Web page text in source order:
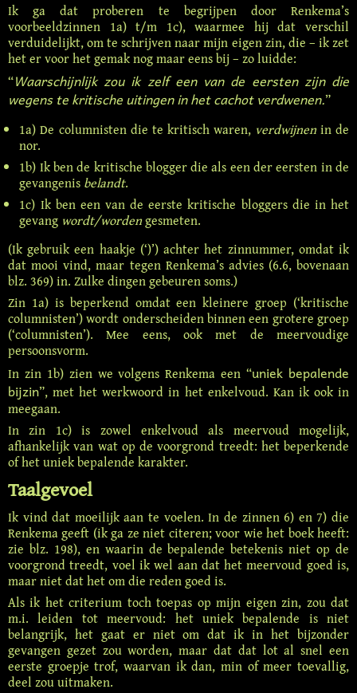
Ik ga dat proberen te begrijpen door Renkema’s
voorbeeldzinnen 1a) t/m 1c), waarmee hij dat verschil
verduidelijkt, om te schrijven naar mijn eigen zin, die – ik zet
het er voor het gemak nog maar eens bij – zo luidde:
“Waarschijnlijk zou ik zelf een van de eersten zijn die
wegens te kritische uitingen in het cachot verdwenen.”
1a) De columnisten die te kritisch waren, verdwijnenin de
nor.
1b) Ik ben de kritische blogger die als een der eersten in de
gevangenis belandt.
1c) Ik ben een van de eerste kritische bloggers die in het
gevang wordt/wordengesmeten.
(Ik gebruik een haakje (‘)’) achter het zinnummer, omdat ik
dat mooi vind, maar tegen Renkema’s advies (6.6, bovenaan
blz. 369) in. Zulke dingen gebeuren soms.)
Zin 1a) is beperkend omdat een kleinere groep (‘kritische
columnisten’) wordt onderscheiden binnen een grotere groep
(‘columnisten’). Mee eens, ook met de meervoudige
persoonsvorm.
In zin 1b) zien we volgens Renkema een “uniek bepalende
bijzin”, met het werkwoord in het enkelvoud. Kan ik ook in
meegaan.
In zin 1c) is zowel enkelvoud als meervoud mogelijk,
afhankelijk van wat op de voorgrond treedt: het beperkende
of het uniek bepalende karakter.
Taalgevoel
Ik vind dat moeilijk aan te voelen. In de zinnen 6) en 7) die
Renkema geeft (ik ga ze niet citeren; voor wie het boek heeft:
zie blz. 198), en waarin de bepalende betekenis niet op de
voorgrond treedt, voel ik wel aan dat het meervoud goed is,
maar niet dat het om die reden goed is.
Als ik het criterium toch toepas op mijn eigen zin, zou dat
m.i. leiden tot meervoud: het uniek bepalende is niet
belangrijk, het gaat er niet om dat ik in het bijzonder
gevangen gezet zou worden, maar dat dat lot al snel een
eerste groepje trof, waarvan ik dan, min of meer toevallig,
deel zou uitmaken.